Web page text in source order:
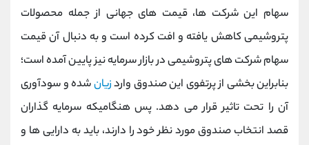
سهام این شرکت ها، قیمت های جهانی از جمله محصولات
پتروشیمی کاهش یافته و افت کرده است و به دنبال آن قیمت
سهام شرکت های پتروشیمی در بازار سرمایه نیز پایین آمده است؛
بنابراین بخشی از پرتفوی این صندوق واردزیانشده و سودآوری
آن را تحت تاثیر قرار می دهد. پس هنگامیکه سرمایه گذاران
قصد انتخاب صندوق مورد نظر خود را دارند، باید به دارایی ها و